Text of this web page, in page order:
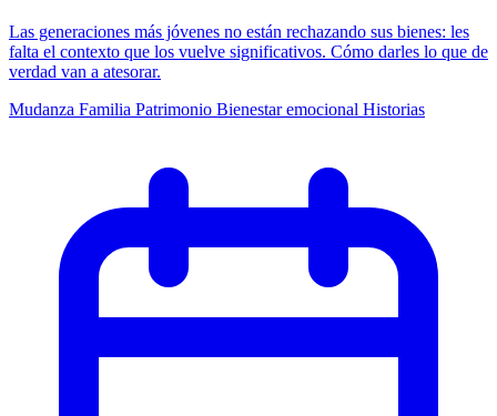
Las generaciones más jóvenes no están rechazando sus bienes: les
falta el contexto que los vuelve significativos. Cómo darles lo que de
verdad van a atesorar.
Mudanza Familia Patrimonio Bienestar emocional Historias